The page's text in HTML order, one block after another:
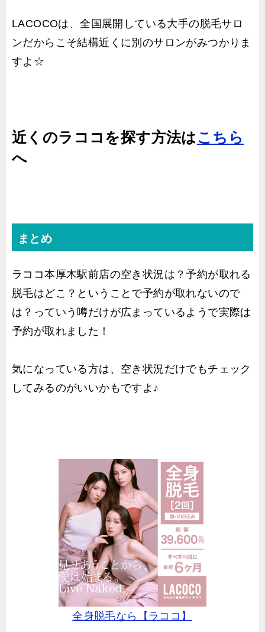
LACOCOは、全国展開している大手の脱毛サロ
ンだからこそ結構近くに別のサロンがみつかりま
すよ☆
近くのラココを探す方法は こちら
へ
まとめ
ラココ本厚木駅前店の空き状況は？予約が取れる
脱毛はどこ？ということで予約が取れないので
は？っていう噂だけが広まっているようで実際は
予約が取れました！
気になっている方は、空き状況だけでもチェック
してみるのがいいかもですよ♪
全身脱毛なら【ラココ】